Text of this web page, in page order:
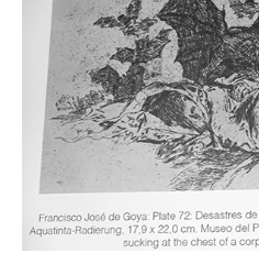
DokumentarfilmMajestät
Wilhelm II.(1999).[14]
seiner Geschichte auf die
Zufalls“[15]hin, die zum
Weltkrieges geführt
die Figur des
performatives Wissen
und Wachen.